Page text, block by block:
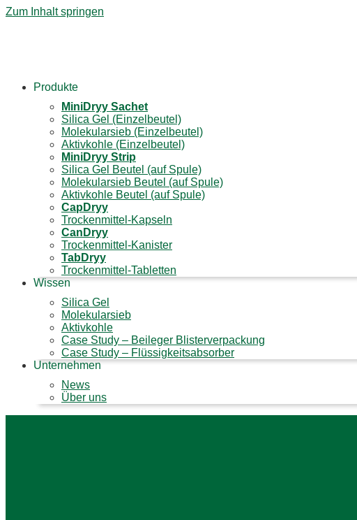
Zum Inhalt springen
Produkte
MiniDryy Sachet
Silica Gel (Einzelbeutel)
Molekularsieb (Einzelbeutel)
Aktivkohle (Einzelbeutel)
MiniDryy Strip
Silica Gel Beutel (auf Spule)
Molekularsieb Beutel (auf Spule)
Aktivkohle Beutel (auf Spule)
CapDryy
Trockenmittel-Kapseln
Can Dryy
Trockenmittel-Kanister
TabDryy
Trockenmittel-Tabletten
Wissen
Silica Gel
Molekularsieb
Aktivkohle
Case Study – Beileger Blisterverpackung
Case Study – Flüssigkeitsabsorber
Unternehmen
News
Über uns